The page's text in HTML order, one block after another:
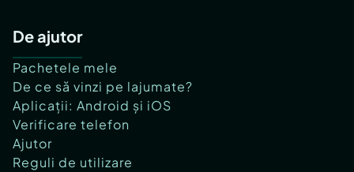
De ajutor
Pachetele mele
De ce să vinzi pe lajumate?
Aplicații: Android și iOS
Verificare telefon
Ajutor
Reguli de utilizare